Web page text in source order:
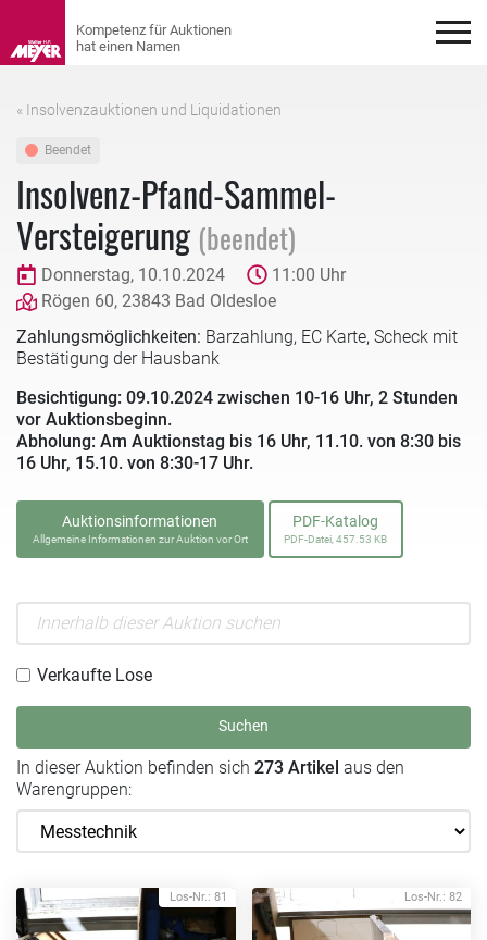
« Insolvenzauktionen und Liquidationen
Beendet
Insolvenz-Pfand-Sammel-
Versteigerung (beendet)
Donnerstag, 10.10.2024
11:00 Uhr
Rögen 60, 23843 Bad Oldesloe
Zahlungsmöglichkeiten: Barzahlung, EC Karte, Scheck mit
Bestätigung der Hausbank
Besichtigung: 09.10.2024 zwischen 10-16 Uhr, 2 Stunden
vor Auktionsbeginn.
Abholung: Am Auktionstag bis 16 Uhr, 11.10. von 8:30 bis
16 Uhr, 15.10. von 8:30-17 Uhr.
Auktionsinformationen
Allgemeine Informationen zur Auktion vor Ort
PDF-Katalog
PDF-Datei, 457.53 KB
Verkaufte Lose
Suchen
In dieser Auktion befinden sich 273 Artikel aus den
Warengruppen:
Los-Nr.: 81 Los-Nr.: 82